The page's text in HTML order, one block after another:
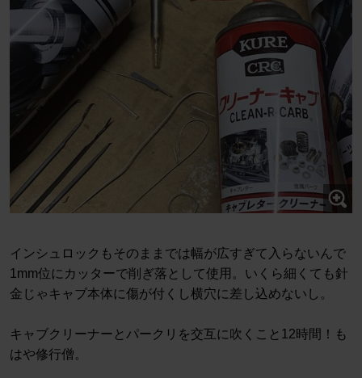
インシュロックもそのままでは幅が広すぎて入らないんで
1mm位にカッターで削ぎ落として使用。いくら細くても針
金じゃキャブ本体に傷が付くし横穴に差し込めないし。
キャブクリーナーとパークリを交互に吹くこと12時間！も
はや修行僧。